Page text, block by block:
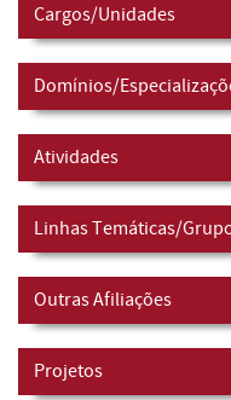
Cargos/Unidades
Domínios/
Atividades
Linhas Temáticas/
Outras Afiliações
Projetos